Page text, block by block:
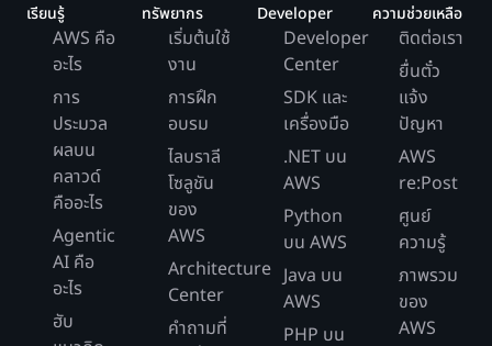
เรียนรู้
AWS คือ
อะไร
การ
ประมวล
ผลบน
คลาวด์
คืออะไร
Agentic
AI คือ
อะไร
ฮับ
ทรัพยากร
เริ่มต้นใช้
งาน
การฝึก
อบรม
ไลบราลี
โซลูชัน
ของ
AWS
Architecture
Center
คำถามที่
Developer
Developer
Center
SDK และ
เครื่องมือ
.NET บน
AWS
Python
บน AWS
Java บน
AWS
PHP บน
ความช่วยเหลือ
ติดต่อเรา
ยื่นตั๋ว
แจ้ง
ปัญหา
AWS
re:Post
ศูนย์
ความรู้
ภาพรวม
ของ
AWS